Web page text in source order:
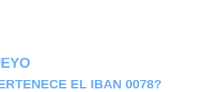
EL IBAN 0078?